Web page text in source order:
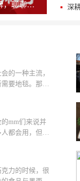
全网真实好评多的汽车美容加盟品牌，聊聊车鲁班的实际开店体验 深
的一种主流，
要地毯。那
牌网小编...
mm们来说并
都会用，但是
下来随小编一...
力的时候，很